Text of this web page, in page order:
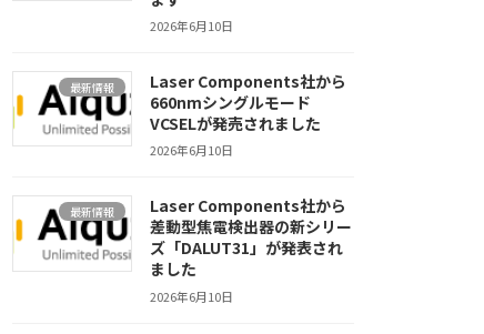
2026年6月10日
最新情報
Laser Components社から
660nmシングルモード
VCSELが発売されました
2026年6月10日
最新情報
Laser Components社から
差動型焦電検出器の新シリー
ズ「DALUT31」が発表され
ました
2026年6月10日